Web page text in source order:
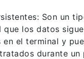
Son un
que los datos
en el terminal y
durante un